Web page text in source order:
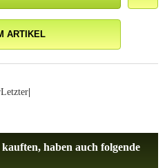
ARTIKEL
Letzter|
haben auch folgende